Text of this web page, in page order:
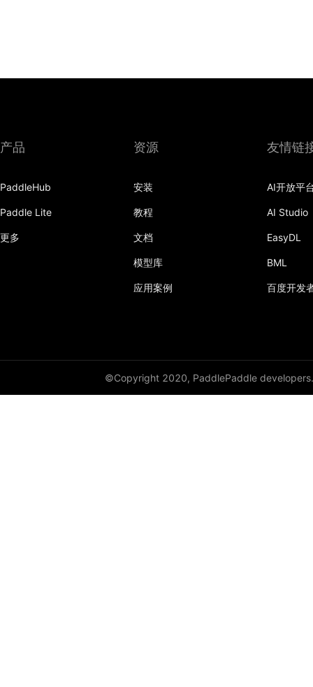
产品
PaddleHub
Paddle Lite
更多
资源
安装
教程
文档
模型库
应用案例
友情链
AI开放平
AI Studio
EasyDL
BML
百度开发
©Copyright 2020, PaddlePaddle developers.